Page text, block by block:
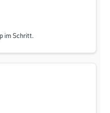
im Schritt.
von 4 von 5 Sternen